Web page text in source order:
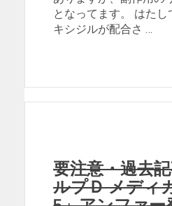
となってます。 はたし
キシジルが配合さ …
要注意・過去
ルプＤ メディ